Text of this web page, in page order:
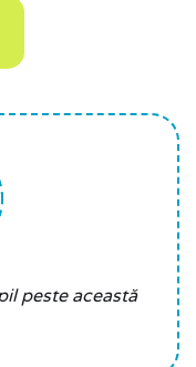
peste această